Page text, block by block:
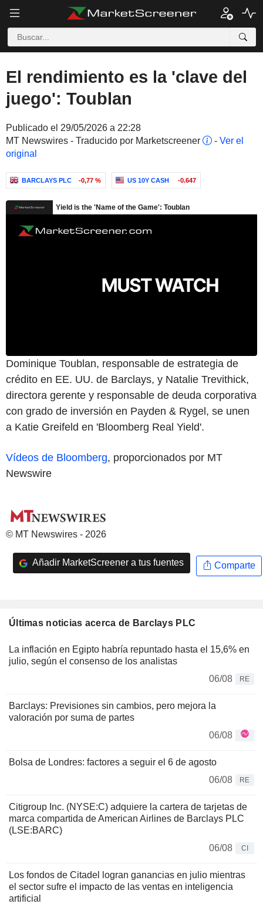
El rendimiento es la 'clave del
juego': Toublan
Publicado el 29/05/2026 a 22:28
MT Newswires - Traducido por Marketscreener
- Ver el
original
BARCLAYS PLC -0,77 % US 10Y CASH -0.647
Dominique Toublan, responsable de estrategia de
crédito en EE. UU. de Barclays, y Natalie Trevithick,
directora gerente y responsable de deuda corporativa
con grado de inversión en Payden & Rygel, se unen
a Katie Greifeld en 'Bloomberg Real Yield'.
Vídeos de Bloomberg, proporcionados por MT
Newswire
© MT Newswires - 2026
Añadir MarketScreener a tus fuentes Comparte
Últimas noticias acerca de Barclays PLC
La inflación en Egipto habría repuntado hasta el 15,6% en
julio, según el consenso de los analistas
06/08
RE
Barclays: Previsiones sin cambios, pero mejora la
valoración por suma de partes
06/08
Bolsa de Londres: factores a seguir el 6 de agosto
06/08
RE
Citigroup Inc. (NYSE:C) adquiere la cartera de tarjetas de
marca compartida de American Airlines de Barclays PLC
(LSE:BARC)
06/08
CI
Los fondos de Citadel logran ganancias en julio mientras
el sector sufre el impacto de las ventas en inteligencia
artificial